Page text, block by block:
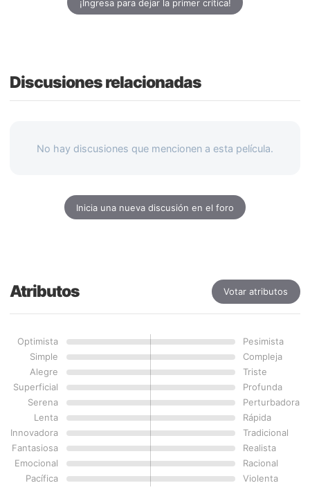
¡Ingresa para dejar la primer crítica!
Discusiones relacionadas
No hay discusiones que mencionen a esta película.
Inicia una nueva discusión en el foro
Atributos Votar atributos
Optimista
Pesimista
Simple
Compleja
Alegre
Triste
Superficial
Profunda
Serena
Perturbadora
Lenta
Rápida
Innovadora
Tradicional
Fantasiosa
Realista
Emocional
Racional
Pacífica
Violenta